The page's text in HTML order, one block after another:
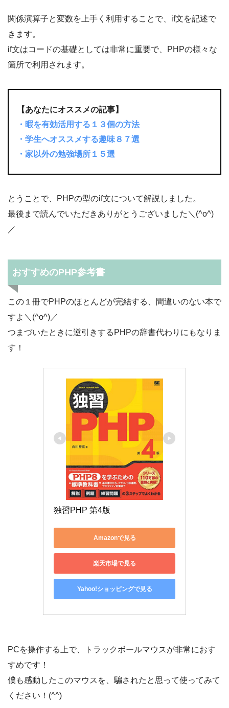
関係演算子と変数を上手く利用することで、if文を記述で
きます。
if文はコードの基礎としては非常に重要で、PHPの様々な
箇所で利用されます。
【あなたにオススメの記事】
・暇を有効活用する１３個の方法
・学生へオススメする趣味８７選
・家以外の勉強場所１５選
とうことで、PHPの型のif文について解説しました。
最後まで読んでいただきありがとうございました＼(^o^)
／
おすすめのPHP参考書
この１冊でPHPのほとんどが完結する、間違いのない本で
すよ＼(^o^)／
つまづいたときに逆引きするPHPの辞書代わりにもなりま
す！
独習PHP 第4版
Amazonで見る
楽天市場で見る
Yahoo!ショッピングで見る
PCを操作する上で、トラックボールマウスが非常におす
すめです！
僕も感動したこのマウスを、騙されたと思って使ってみて
ください！(^^)